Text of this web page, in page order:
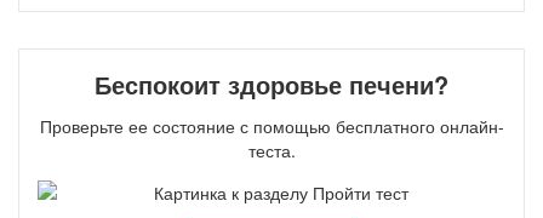
Беспокоит здоровье печени?
Проверьте ее состояние с помощью бесплатного онлайн-
теста.